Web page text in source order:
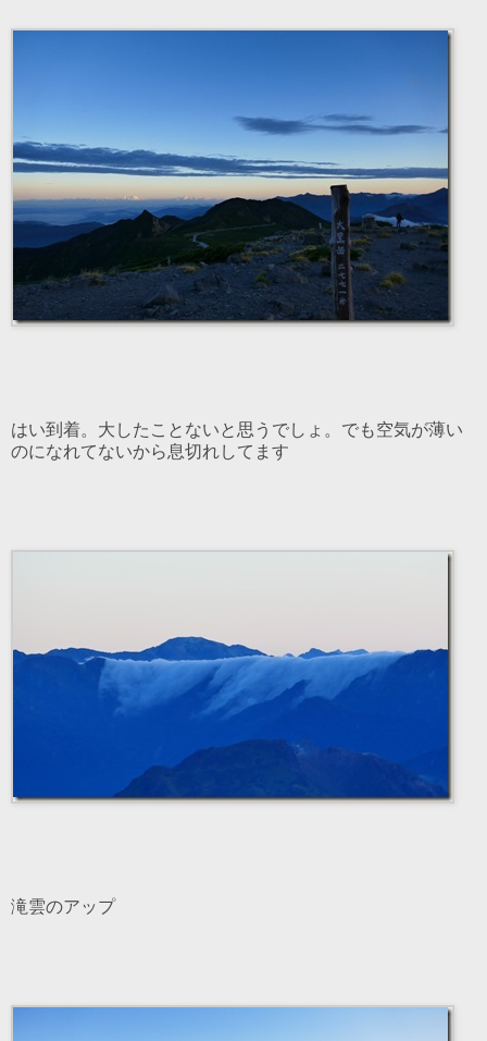
はい到着。大したことないと思うでしょ。でも空気が薄い
のになれてないから息切れしてます
滝雲のアップ